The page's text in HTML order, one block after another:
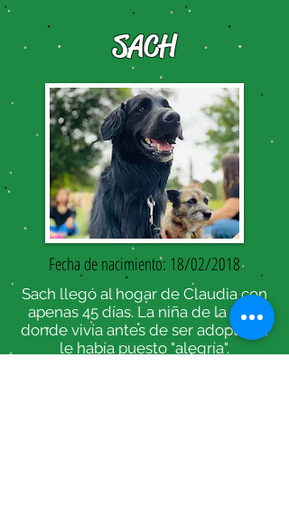
SACH
Fecha de nacimiento: 18/02/2018
Sach llegó al hogar de Claudia con
apenas 45 días. La niña de la casa
donde vivía antes de ser adoptada,
le había puesto "alegría".